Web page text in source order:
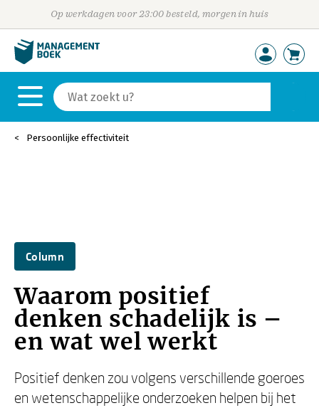
Op werkdagen voor 23:00 besteld, morgen in huis
Persoonlijke effectiviteit
Column
Waarom positief
denken schadelijk is –
en wat wel werkt
Positief denken zou volgens verschillende goeroes
en wetenschappelijke onderzoeken helpen bij het